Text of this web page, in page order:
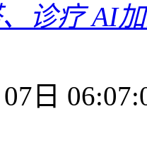
诊疗 AI
日